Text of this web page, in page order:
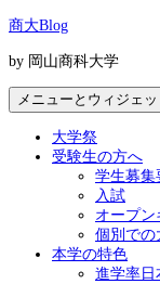
コ
テ
ツ
商大Blog
by 岡山商科大学
メニューとウィジェッ
大学祭
受験生の方へ
学生募集
入試
オープン
個別での
本学の特色
進学率日